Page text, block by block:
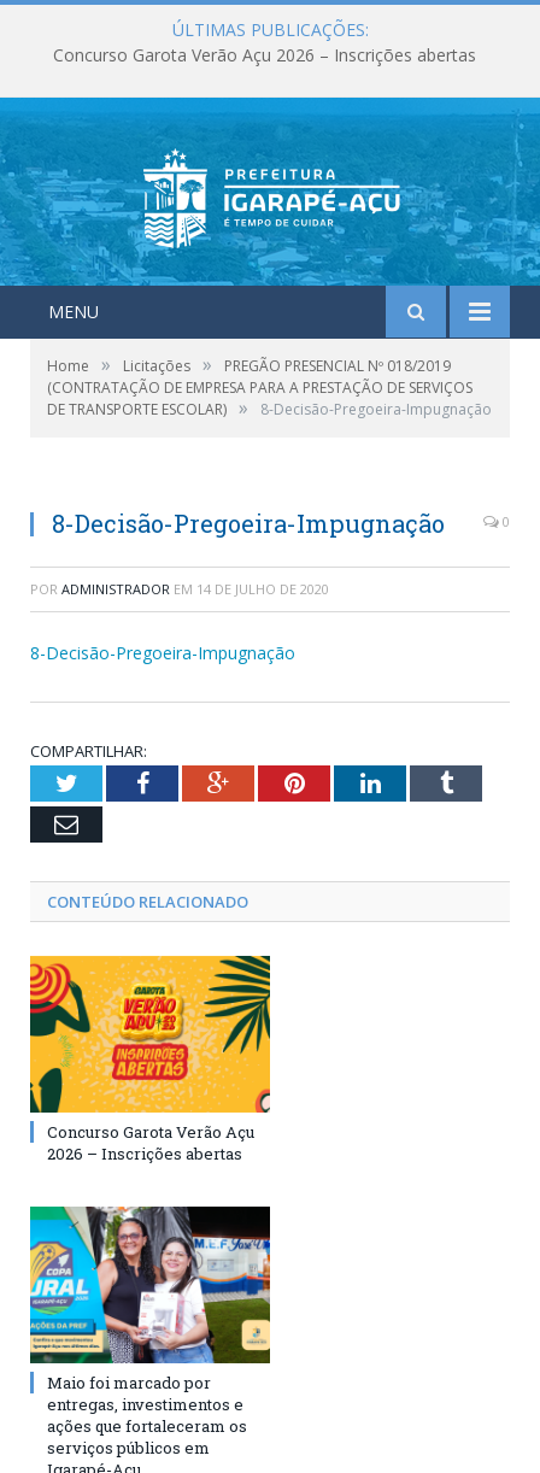
ÚLTIMAS PUBLICAÇÕES:
Concurso Garota Verão Açu 2026 – Inscrições abertas
MENU
Home » Licitações »
PREGÃO PRESENCIAL Nº 018/2019
(CONTRATAÇÃO DE EMPRESA PARA A PRESTAÇÃO DE SERVIÇOS
DE TRANSPORTE ESCOLAR) » 8-Decisão-Pregoeira-Impugnação
8-Decisão-Pregoeira-Impugnação 0
POR ADMINISTRADOR EM 14 DE JULHO DE 2020
8-Decisão-Pregoeira-Impugnação
COMPARTILHAR:
TwitterFacebookGoogle+PinterestLinkedInTumblr
Email
CONTEÚDO RELACIONADO
Concurso Garota Verão Açu
2026 – Inscrições abertas
Maio foi marcado por
entregas, investimentos e
ações que fortaleceram os
serviços públicos em